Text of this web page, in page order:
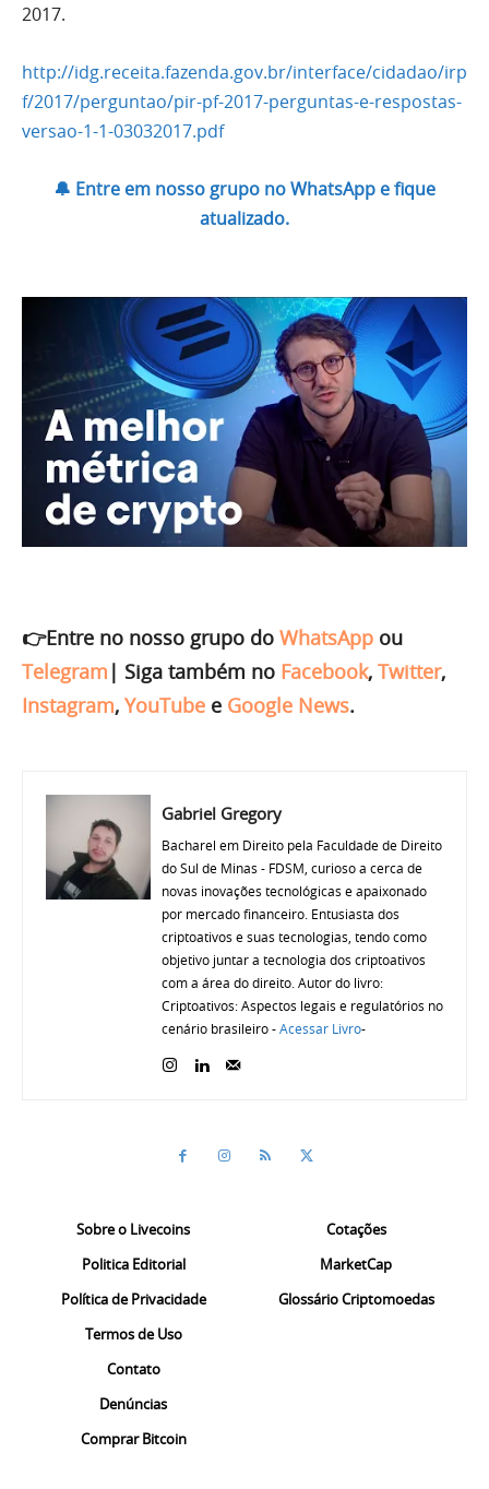
2017.
http://idg.receita.fazenda.gov.br/interface/cidadao/irp
f/2017/perguntao/pir-pf-2017-perguntas-e-respostas-
versao-1-1-03032017.pdf
🔔 Entre em nosso grupo no WhatsApp e fique
atualizado.
👉Entre no nosso grupo do WhatsApp ou
Telegram | Siga também no Facebook, Twitter,
Instagram, YouTube e Google News.
Gabriel Gregory
Bacharel em Direito pela Faculdade de Direito
do Sul de Minas - FDSM, curioso a cerca de
novas inovações tecnológicas e apaixonado
por mercado financeiro. Entusiasta dos
criptoativos e suas tecnologias, tendo como
objetivo juntar a tecnologia dos criptoativos
com a área do direito. Autor do livro:
Criptoativos: Aspectos legais e regulatórios no
cenário brasileiro -Acessar Livro-
Sobre o Livecoins
Politica Editorial
Política de Privacidade
Termos de Uso
Contato
Denúncias
Comprar Bitcoin
Cotações
MarketCap
Glossário Criptomoedas